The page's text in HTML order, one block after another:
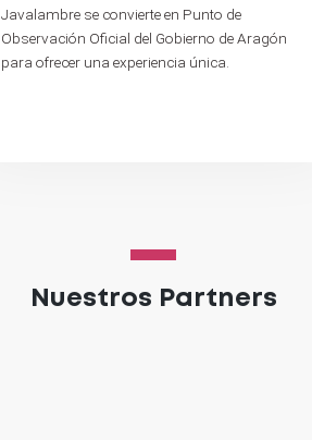
Javalambre se convierte en Punto de
Observación Oficial del Gobierno de Aragón
para ofrecer una experiencia única.
Nuestros Partners